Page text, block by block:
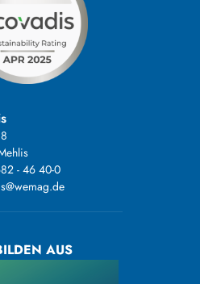
- 46 40-0
AUS